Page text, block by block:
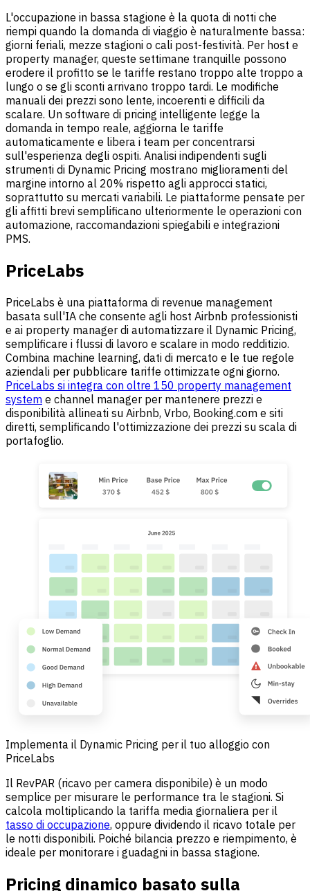
L'occupazione in bassa stagione è la quota di notti che
riempi quando la domanda di viaggio è naturalmente bassa:
giorni feriali, mezze stagioni o cali post-festività. Per host e
property manager, queste settimane tranquille possono
erodere il profitto se le tariffe restano troppo alte troppo a
lungo o se gli sconti arrivano troppo tardi. Le modifiche
manuali dei prezzi sono lente, incoerenti e difficili da
scalare. Un software di pricing intelligente legge la
domanda in tempo reale, aggiorna le tariffe
automaticamente e libera i team per concentrarsi
sull'esperienza degli ospiti. Analisi indipendenti sugli
strumenti di Dynamic Pricing mostrano miglioramenti del
margine intorno al 20% rispetto agli approcci statici,
soprattutto su mercati variabili. Le piattaforme pensate per
gli affitti brevi semplificano ulteriormente le operazioni con
automazione, raccomandazioni spiegabili e integrazioni
PMS.
PriceLabs
PriceLabs è una piattaforma di revenue management
basata sull'IA che consente agli host Airbnb professionisti
e ai property manager di automatizzare il Dynamic Pricing,
semplificare i flussi di lavoro e scalare in modo redditizio.
Combina machine learning, dati di mercato e le tue regole
aziendali per pubblicare tariffe ottimizzate ogni giorno.
PriceLabs si integra con oltre 150 property management
system e channel manager per mantenere prezzi e
disponibilità allineati su Airbnb, Vrbo, Booking.com e siti
diretti, semplificando l'ottimizzazione dei prezzi su scala di
portafoglio.
Implementa il Dynamic Pricing per il tuo alloggio con
PriceLabs
Il RevPAR (ricavo per camera disponibile) è un modo
semplice per misurare le performance tra le stagioni. Si
calcola moltiplicando la tariffa media giornaliera per il
tasso di occupazione, oppure dividendo il ricavo totale per
le notti disponibili. Poiché bilancia prezzo e riempimento, è
ideale per monitorare i guadagni in bassa stagione.
Pricing dinamico basato sulla